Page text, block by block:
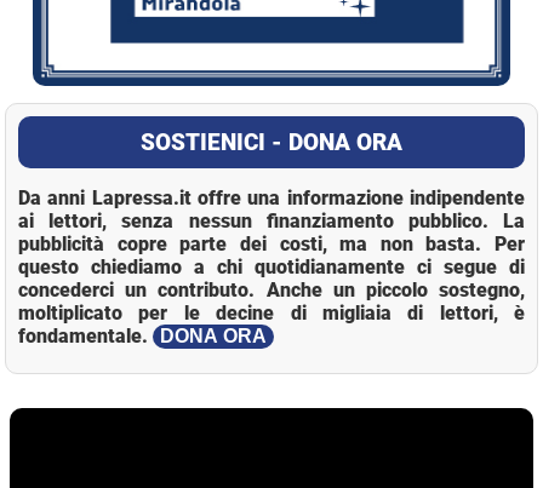
SOSTIENICI - DONA ORA
Da anni Lapressa.it offre una informazione indipendente
ai lettori, senza nessun finanziamento pubblico. La
pubblicità copre parte dei costi, ma non basta. Per
questo chiediamo a chi quotidianamente ci segue di
concederci un contributo. Anche un piccolo sostegno,
moltiplicato per le decine di migliaia di lettori, è
fondamentale.
DONA ORA